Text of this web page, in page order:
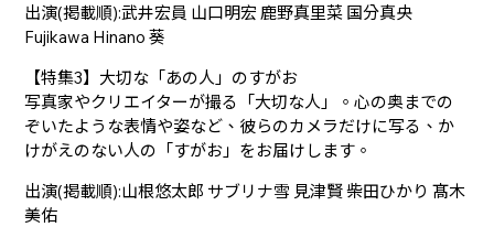
出演(掲載順):武井宏員 山口明宏 鹿野真里菜 国分真央
Fujikawa Hinano 葵
【特集3】大切な「あの人」のすがお
写真家やクリエイターが撮る「大切な人」。心の奥までの
ぞいたような表情や姿など、彼らのカメラだけに写る、か
けがえのない人の「すがお」をお届けします。
出演(掲載順):山根悠太郎 サブリナ雪 見津賢 柴田ひかり 髙木
美佑